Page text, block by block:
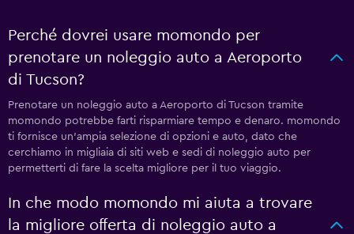
Perché dovrei usare momondo per
prenotare un noleggio auto a Aeroporto
di Tucson?
Prenotare un noleggio auto a Aeroporto di Tucson tramite
momondo potrebbe farti risparmiare tempo e denaro. momondo
ti fornisce un'ampia selezione di opzioni e auto, dato che
cerchiamo in migliaia di siti web e sedi di noleggio auto per
permetterti di fare la scelta migliore per il tuo viaggio.
In che modo momondo mi aiuta a trovare
la migliore offerta di noleggio auto a